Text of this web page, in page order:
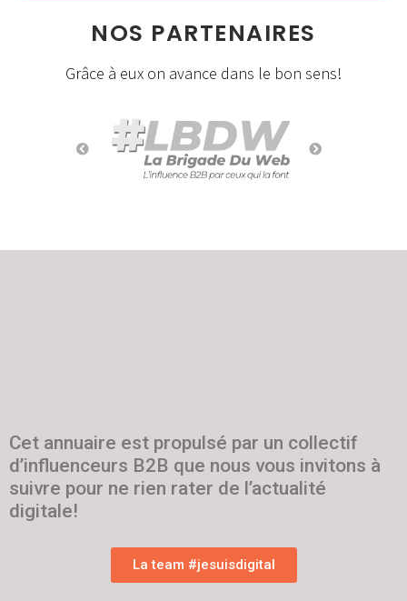
NOS PARTENAIRES
Grâce à eux on avance dans le bon sens!
Cet annuaire est propulsé par un collectif
d’influenceurs B2B que nous vous invitons à
suivre pour ne rien rater de l’actualité
digitale!
La team #jesuisdigital